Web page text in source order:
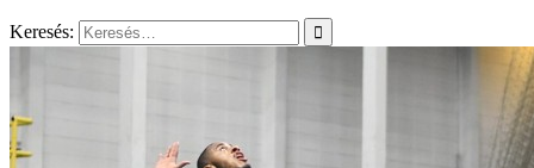
Keresés: